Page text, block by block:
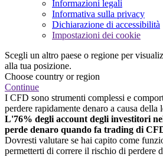
Informazioni legali
Informativa sulla privacy
Dichiarazione di accessibilità
Impostazioni dei cookie
Scegli un altro paese o regione per
alla tua posizione.
Choose country or region
Continue
I CFD sono strumenti complessi e
perdere rapidamente denaro a causa della
L'76% degli account degli investitori
perde denaro quando fa trading di
Dovresti valutare se hai capito come
permetterti di correre il rischio di perdere